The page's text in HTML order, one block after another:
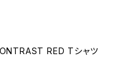
RED Tシャツ